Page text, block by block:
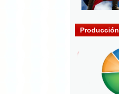
Producción